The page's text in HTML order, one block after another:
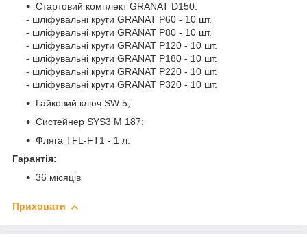
Стартовий комплект GRANAT D150:
- шліфувальні круги GRANAT P60 - 10 шт.
- шліфувальні круги GRANAT P80 - 10 шт.
- шліфувальні круги GRANAT P120 - 10 шт.
- шліфувальні круги GRANAT P180 - 10 шт.
- шліфувальні круги GRANAT P220 - 10 шт.
- шліфувальні круги GRANAT P320 - 10 шт.
Гайковий ключ SW 5;
Систейнер SYS3 M 187;
Фляга TFL-FT1 - 1 л.
Гарантія:
36 місяців
Приховати